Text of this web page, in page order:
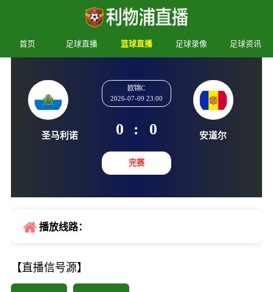
首页 足球直播 篮球直播 足球录像 足球资讯
欧锦C
0 :
完赛
播放线路：
【直播信号源】